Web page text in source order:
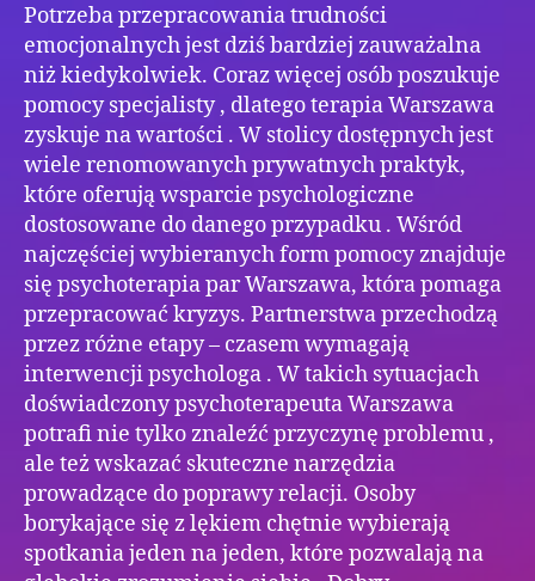
Potrzeba przepracowania trudności
emocjonalnych jest dziś bardziej zauważalna
niż kiedykolwiek. Coraz więcej osób poszukuje
pomocy specjalisty , dlatego terapia Warszawa
zyskuje na wartości . W stolicy dostępnych jest
wiele renomowanych prywatnych praktyk,
które oferują wsparcie psychologiczne
dostosowane do danego przypadku . Wśród
najczęściej wybieranych form pomocy znajduje
się psychoterapia par Warszawa, która pomaga
przepracować kryzys. Partnerstwa przechodzą
przez różne etapy – czasem wymagają
interwencji psychologa . W takich sytuacjach
doświadczony psychoterapeuta Warszawa
potrafi nie tylko znaleźć przyczynę problemu ,
ale też wskazać skuteczne narzędzia
prowadzące do poprawy relacji. Osoby
borykające się z lękiem chętnie wybierają
spotkania jeden na jeden, które pozwalają na